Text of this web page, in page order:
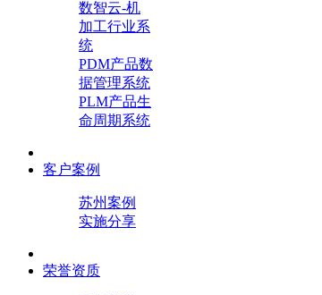
数智云-机
加工行业系
统
PDM产品数
据管理系统
PLM产品生
命周期系统
客户案例
苏州案例
实施分享
荣誉资质